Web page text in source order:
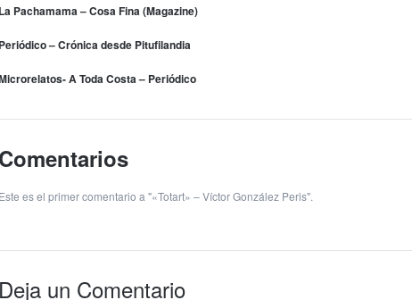
La Pachamama – Cosa Fina (Magazine)
Periódico – Crónica desde Pitufilandia
A Toda Costa – Periódico
Comentarios
Este es el primer comentario a "«Totart» – Víctor González Peris".
Deja un Comentario